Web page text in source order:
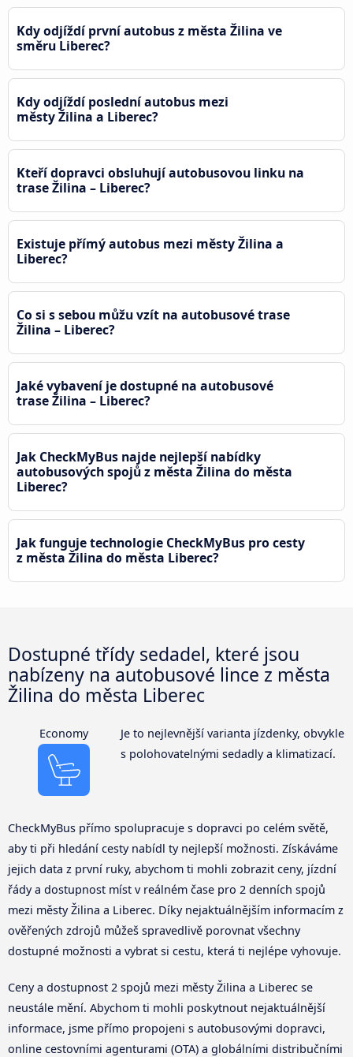
Kdy odjíždí první autobus z města Žilina ve
směru Liberec?
Kdy odjíždí poslední autobus mezi
městy Žilina a Liberec?
Kteří dopravci obsluhují autobusovou linku na
trase Žilina – Liberec?
Existuje přímý autobus mezi městy Žilina a
Liberec?
Co si s sebou můžu vzít na autobusové trase
Žilina – Liberec?
Jaké vybavení je dostupné na autobusové
trase Žilina – Liberec?
Jak CheckMyBus najde nejlepší nabídky
autobusových spojů z města Žilina do města
Liberec?
Jak funguje technologie CheckMyBus pro cesty
z města Žilina do města Liberec?
Dostupné třídy sedadel, které jsou
nabízeny na autobusové lince z města
Žilina do města Liberec
Economy
Je to nejlevnější varianta jízdenky, obvykle
s polohovatelnými sedadly a klimatizací.
CheckMyBus přímo spolupracuje s dopravci po celém světě,
aby ti při hledání cesty nabídl ty nejlepší možnosti. Získáváme
jejich data z první ruky, abychom ti mohli zobrazit ceny, jízdní
řády a dostupnost míst v reálném čase pro 2 denních spojů
mezi městy Žilina a Liberec. Díky nejaktuálnějším informacím z
ověřených zdrojů můžeš spravedlivě porovnat všechny
dostupné možnosti a vybrat si cestu, která ti nejlépe vyhovuje.
Ceny a dostupnost 2 spojů mezi městy Žilina a Liberec se
neustále mění. Abychom ti mohli poskytnout nejaktuálnější
informace, jsme přímo propojeni s autobusovými dopravci,
online cestovními agenturami (OTA) a globálními distribučními